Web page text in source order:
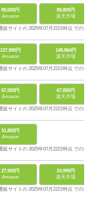
89,000円
Amazon
89,800円
楽天市場
サイトの 2025年07月22日時点 での税
137,990円
Amazon
149,864円
楽天市場
サイトの 2025年07月22日時点 での税
57,000円
Amazon
67,800円
楽天市場
サイトの 2025年07月22日時点 での税
31,800円
Amazon
サイトの 2025年07月22日時点 での税
27,900円
Amazon
24,999円
楽天市場
サイトの 2025年07月22日時点 での税